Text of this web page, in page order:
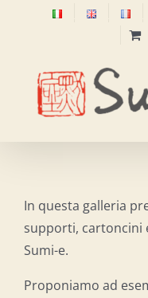
In questa galleria
supporti, cartoncini
Sumi-e.
Proponiamo ad